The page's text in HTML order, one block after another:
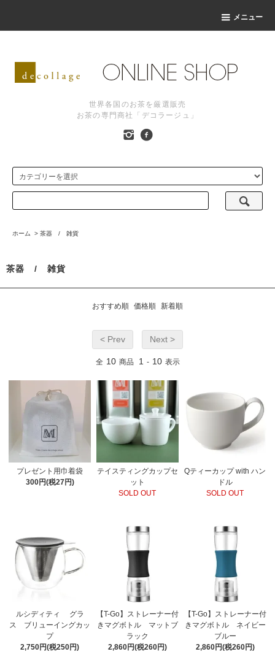
メニュー
世界各国のお茶を厳選販売
お茶の専門商社「デコラージュ」
ホーム > 茶器 / 雑貨
茶器 / 雑貨
おすすめ順 価格順 新着順
< Prev Next >
全 10 商品 1 - 10 表示
プレゼント用巾着袋
300円(税27円)
テイスティングカップセ
ット
SOLD OUT
Qティーカップ with ハン
ドル
SOLD OUT
ルシディティ グラ
ス ブリューイングカッ
プ
2,750円(税250円)
【T-Go】ストレーナー付
きマグボトル マットブ
ラック
2,860円(税260円)
【T-Go】ストレーナー付
きマグボトル ネイビー
ブルー
2,860円(税260円)